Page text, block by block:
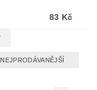
83 Kč
NEJPRODÁVANĚJŠÍ